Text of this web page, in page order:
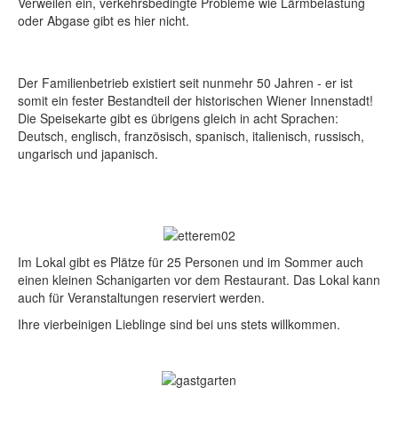
oder Abgase gibt es hier nicht.
Der Familienbetrieb existiert seit nunmehr 50 Jahren - er ist
somit ein fester Bestandteil der historischen Wiener Innenstadt!
Die Speisekarte gibt es übrigens gleich in acht Sprachen:
Deutsch, englisch, französisch, spanisch, italienisch, russisch,
ungarisch und japanisch.
Im Lokal gibt es Plätze für 25 Personen und im Sommer auch
einen kleinen Schanigarten vor dem Restaurant. Das Lokal kann
auch für Veranstaltungen reserviert werden.
Ihre vierbeinigen Lieblinge sind bei uns stets willkommen.